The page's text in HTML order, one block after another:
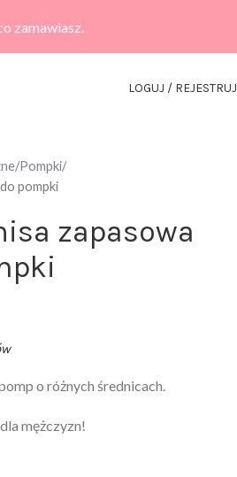
zamawiasz.
LOGUJ / REJESTRUJ
Pompki
pompki
zapasowa
o różnych średnicach.
mężczyzn!